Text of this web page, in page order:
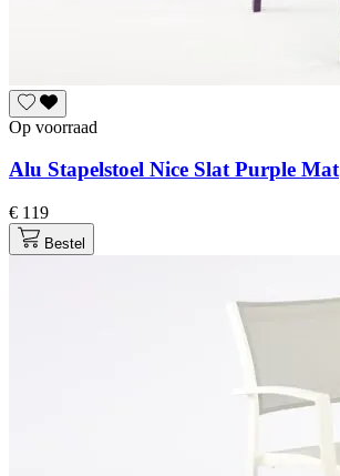
Op voorraad
Alu Stapelstoel Nice Slat Purple Mat
€ 119
Bestel